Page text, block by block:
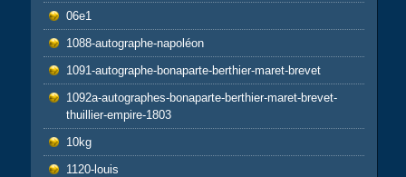
06e1
1088-autographe-napoléon
1091-autographe-bonaparte-berthier-maret-brevet
1092a-autographes-bonaparte-berthier-maret-brevet-
thuillier-empire-1803
10kg
1120-louis